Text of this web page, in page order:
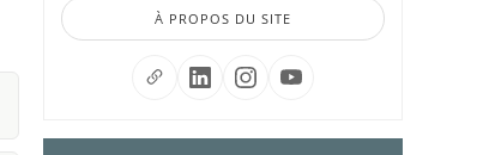
À PROPOS DU SITE